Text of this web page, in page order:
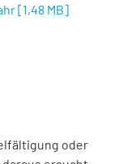
[1,48 MB]
oder